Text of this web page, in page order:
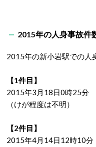
2015年の人身事故件
2015年の新小岩駅での人
【1件目】
2015年3月18日0時25分
（けが程度は不明）
【2件目】
2015年4月14日12時10